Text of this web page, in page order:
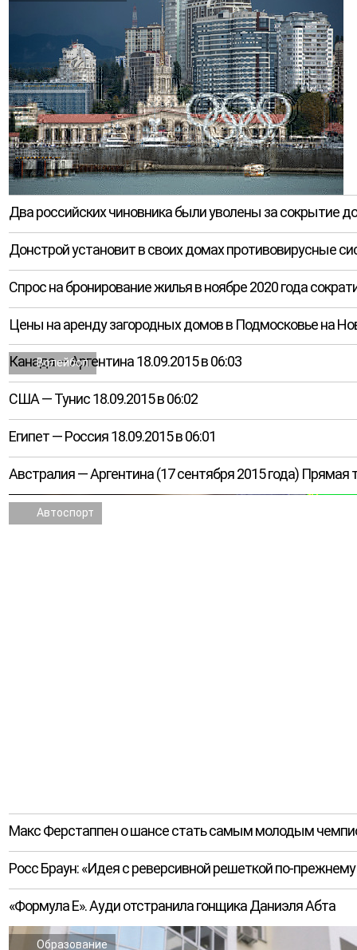
Два российских чиновника были уволены за сокрытие
Донстрой установит в своих домах противовирусные
Спрос на бронирование жилья в ноябре 2020 года
Цены на аренду загородных домов в Подмосковье на
Канада — Аргентина 18.09.2015 в 06:03
США — Тунис 18.09.2015 в 06:02
Египет — Россия 18.09.2015 в 06:01
Австралия — Аргентина (17 сентября 2015 года) Прямая
Волейбол
Макс Ферстаппен о шансе стать самым молодым
Росс Браун: «Идея с реверсивной решеткой по-
«Формула E». Ауди отстранила гонщика Даниэля Абта
Автоспорт
Образование